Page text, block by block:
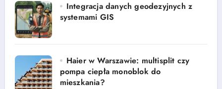
Integracja danych geodezyjnych z
systemami GIS
Haier w Warszawie: multisplit czy
pompa ciepła monoblok do
mieszkania?